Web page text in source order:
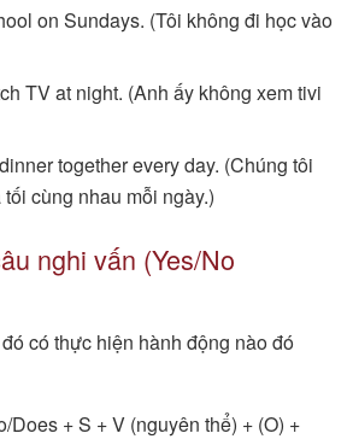
on Sundays. (Tôi không đi học vào
TV at night. (Anh ấy không xem tivi
together every day. (Chúng tôi
cùng nhau mỗi ngày.)
nghi vấn (Yes/No
có thực hiện hành động nào đó
Does + S + V (nguyên thể) + (O) +